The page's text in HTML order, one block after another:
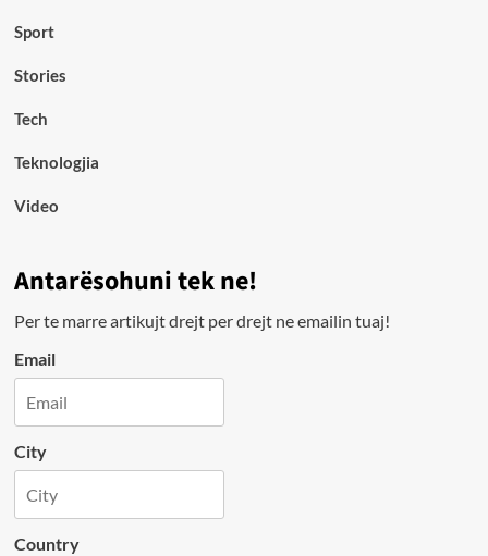
Sport
Stories
Tech
Teknologjia
Video
Antarësohuni tek ne!
Per te marre artikujt drejt per drejt ne emailin tuaj!
Email
City
Country